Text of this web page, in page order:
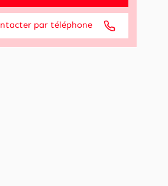
par téléphone